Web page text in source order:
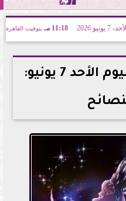
الأحد، 7 يونيو 2026 11:18 مـ بتوقيت القاهرة
برج الجوزاء حظك اليوم الأحد 7 يونيو: